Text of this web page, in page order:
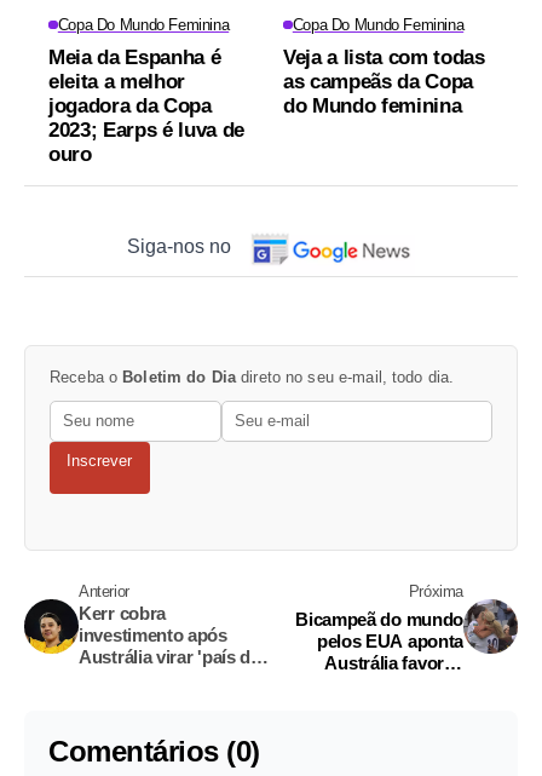
Copa Do Mundo Feminina
Meia da Espanha é
eleita a melhor
jogadora da Copa
2023; Earps é luva de
ouro
Copa Do Mundo Feminina
Veja a lista com todas
as campeãs da Copa
do Mundo feminina
Siga-nos no
Receba o Boletim do Diadireto no seu e-mail, todo dia.
Inscrever
Anterior
Kerr cobra
investimento após
Austrália virar 'país do
Próxima
Bicampeã do mundo
pelos EUA aponta
Austrália favorita
Comentários (0)